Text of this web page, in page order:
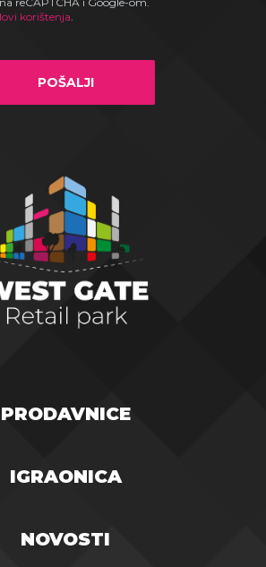
korištenja.
POŠALJI
PRODAVNICE
IGRAONICA
NOVOSTI